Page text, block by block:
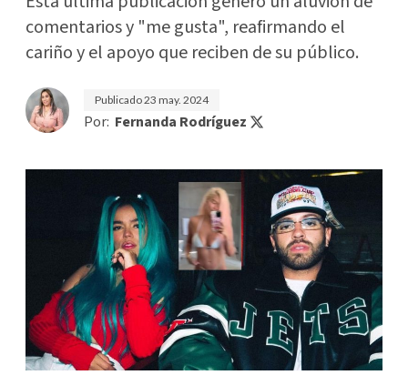
comentarios y "me gusta", reafirmando el
cariño y el apoyo que reciben de su público.
Publicado23 may. 2024
Por: Fernanda Rodríguez